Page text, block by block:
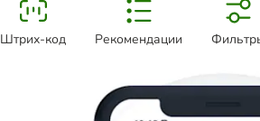
Штрих-код Рекомендации